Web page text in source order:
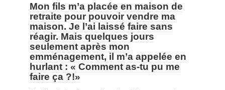
Mon fils m’a placée en maison de
retraite pour pouvoir vendre ma
maison. Je l’ai laissé faire sans
réagir. Mais quelques jours
seulement après mon
emménagement, il m’a appelée en
hurlant : « Comment as-tu pu me
faire ça ?!»